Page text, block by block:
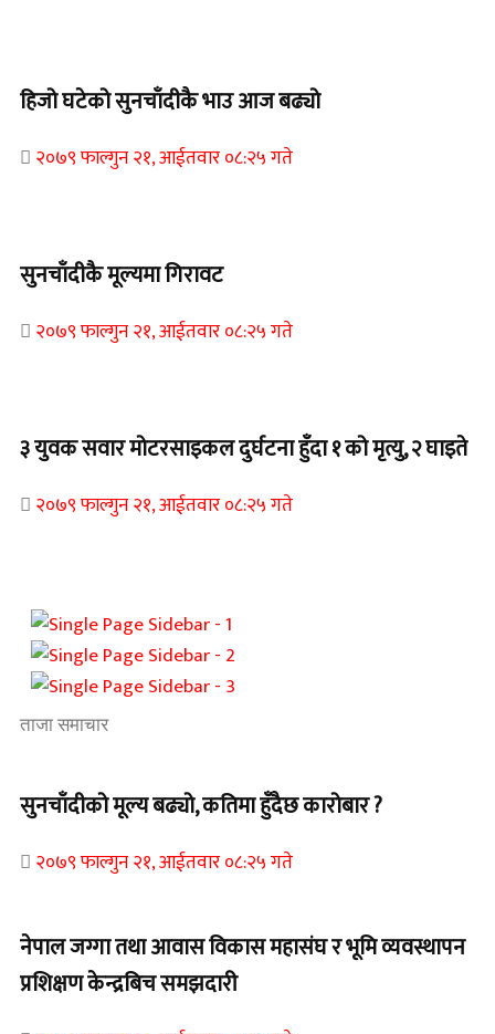
हिजो घटेको सुनचाँदीकै भाउ आज बढ्यो
२०७९ फाल्गुन २१, आईतवार ०८:२५ गते
सुनचाँदीकै मूल्यमा गिरावट
२०७९ फाल्गुन २१, आईतवार ०८:२५ गते
३ युवक सवार मोटरसाइकल दुर्घटना हुँदा १ को मृत्यु, २ घाइते
२०७९ फाल्गुन २१, आईतवार ०८:२५ गते
ताजा समाचार
सुनचाँदीको मूल्य बढ्यो, कतिमा हुँदैछ कारोबार ?
२०७९ फाल्गुन २१, आईतवार ०८:२५ गते
नेपाल जग्गा तथा आवास विकास महासंघ र भूमि व्यवस्थापन
प्रशिक्षण केन्द्रबिच समझदारी